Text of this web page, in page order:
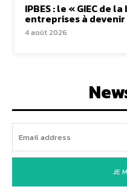
IPBES : le « GIEC de
entreprises à
4 août 2026
JE